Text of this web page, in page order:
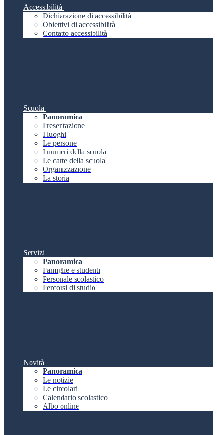
Accessibilità
Dichiarazione di accessibilità
Obiettivi di accessibilità
Contatto accessibilità
Scuola
Panoramica
Presentazione
I luoghi
Le persone
I numeri della scuola
Le carte della scuola
Organizzazione
La storia
Servizi
Panoramica
Famiglie e studenti
Personale scolastico
Percorsi di studio
Novità
Panoramica
Le notizie
Le circolari
Calendario scolastico
Albo online